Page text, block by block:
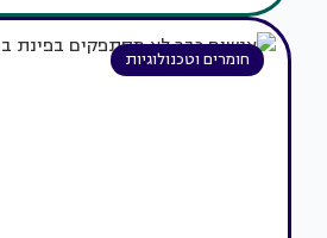
חומרים וטכנולוגיות